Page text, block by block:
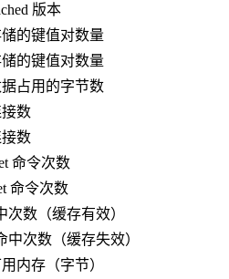
版本
的键值对数量
的键值对数量
占用的字节数
数
数
命令次数
命令次数
次数（缓存有效）
中次数（缓存失效）
内存（字节）